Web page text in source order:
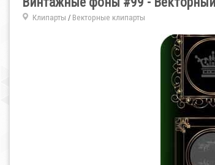
Клипарты / Векторные клипарты